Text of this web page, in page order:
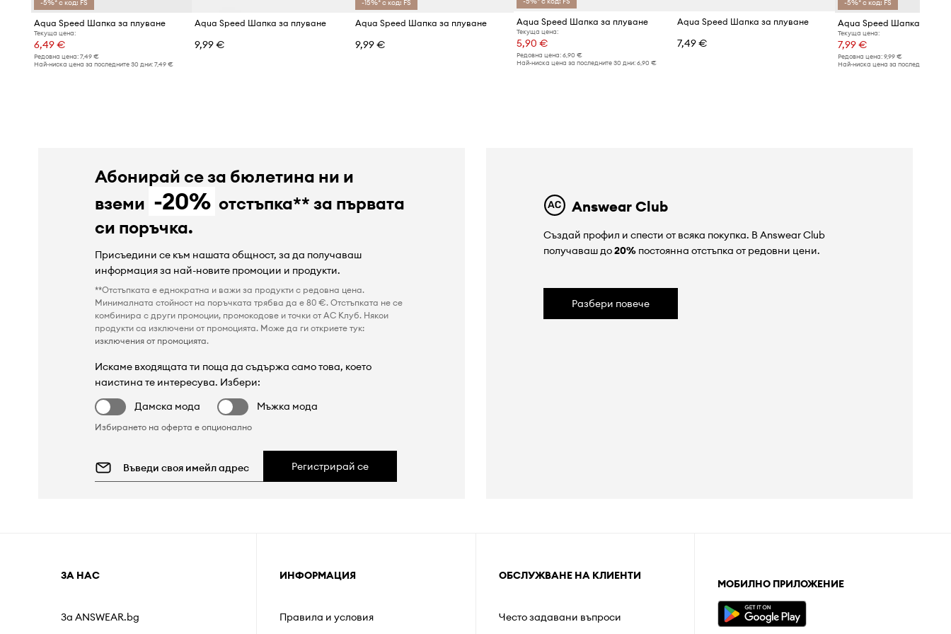
-5%* с код: FS
Aqua Speed Шапка за плуване
Текуща цена:
6,49 €
Редовна цена: 7,49 €
Най-ниска цена за последните 30 дни: 7,49 €
Aqua Speed Шапка за плуване
9,99 €
-15%* с код: FS
Aqua Speed Шапка за плуване
9,99 €
Aqua Speed Шапка за плуване
Текуща цена:
5,90 €
Редовна цена: 6,90 €
Най-ниска цена за последните 30 дни: 6,90 €
Aqua Speed Шапка за плуване
7,49 €
-5%* с код: FS
Aqua Speed Шапка за
Текуща цена:
7,99 €
Редовна цена: 9,99 €
Най-ниска цена за последните 30
Абонирай се за бюлетина ни и
вземи -20% отстъпка** за първата
си поръчка.
Присъедини се към нашата общност, за да получаваш
информация за най-новите промоции и продукти.
**Отстъпката е еднократна и важи за продукти с редовна цена.
Минималната стойност на поръчката трябва да е 80 €. Отстъпката не се
комбинира с други промоции, промокодове и точки от AC Клуб. Някои
продукти са изключени от промоцията. Може да ги откриете тук:
изключения от промоцията.
Искаме входящата ти поща да съдържа само това, което
наистина те интересува. Избери:
Дамска мода
Мъжка мода
Избирането на оферта е опционално
Регистрирай се
Answear Club
Създай профил и спести от всяка покупка. В Answear Club
получаваш до20%постоянна отстъпка от редовни цени.
Разбери повече
ЗА НАС
За ANSWEAR.bg
ИНФОРМАЦИЯ
Правила и условия
ОБСЛУЖВАНЕ НА КЛИЕНТИ
Често задавани въпроси
МОБИЛНО ПРИЛОЖЕНИЕ